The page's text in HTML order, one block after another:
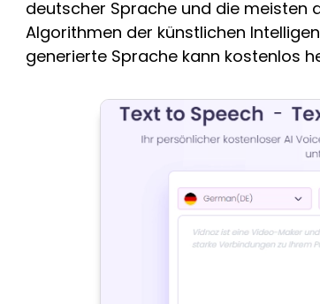
deutscher Sprache und die meisten
Algorithmen der künstlichen
generierte Sprache kann kostenlos